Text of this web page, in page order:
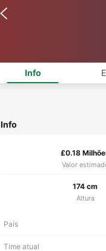
Info
Info
£0.18
Valor
174 cm
Altura
País
Time atual